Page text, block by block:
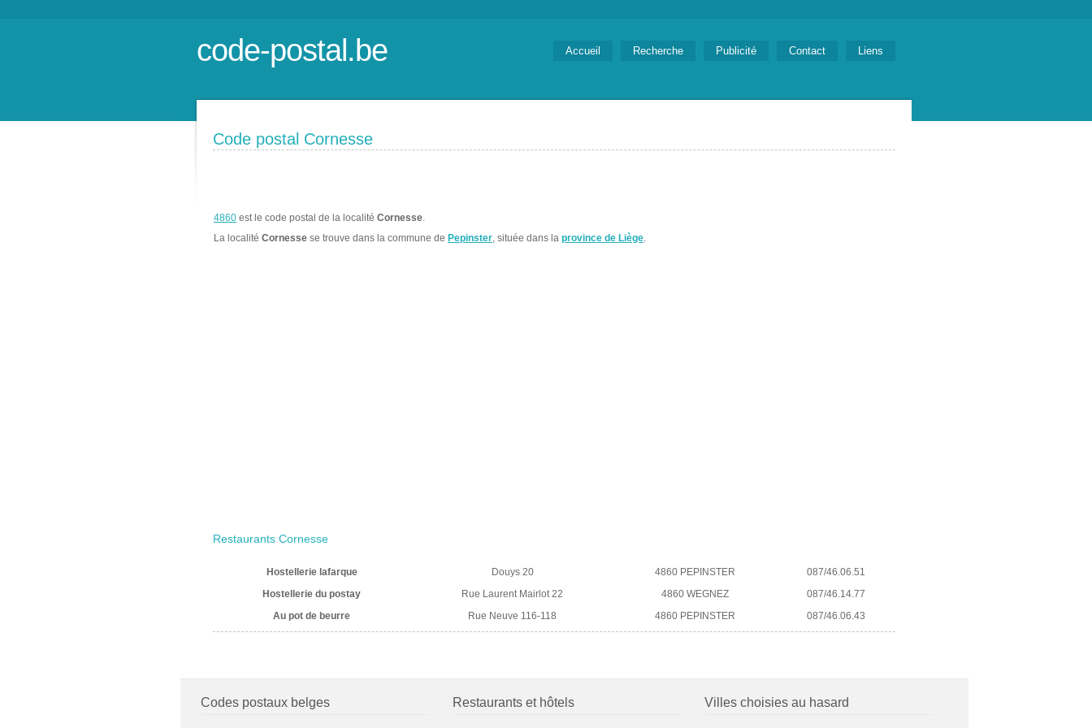
code-postal.be Accueil Recherche Publicité Contact Liens
Code postal Cornesse
4860 est le code postal de la localité Cornesse.
La localité Cornesse se trouve dans la commune de Pepinster, située dans la province de Liège.
Restaurants Cornesse
Hostellerie lafarque Douys 20 4860 PEPINSTER
087/46.06.51
Hostellerie du postay
Rue Laurent Mairlot 22 4860 WEGNEZ
087/46.14.77
Au pot de beurre
Rue Neuve 116-118 4860 PEPINSTER 087/46.06.43
Codes postaux belges Restaurants et hôtels Villes choisies au hasard